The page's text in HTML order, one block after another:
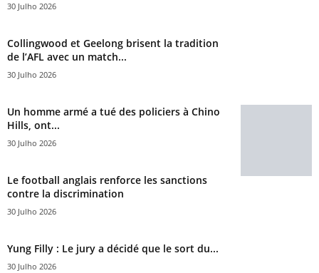
30 Julho 2026
Collingwood et Geelong brisent la tradition
de l’AFL avec un match...
30 Julho 2026
Un homme armé a tué des policiers à Chino
Hills, ont...
30 Julho 2026
Le football anglais renforce les sanctions
contre la discrimination
30 Julho 2026
Yung Filly : Le jury a décidé que le sort du...
30 Julho 2026